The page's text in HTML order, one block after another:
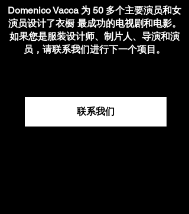
Domenico Vacca 为 50 多个主要演员和女
演员设计了衣橱 最成功的电视剧和电影。
如果您是服装设计师、制片人、导演和演
员，请联系我们进行下一个项目。
联系我们